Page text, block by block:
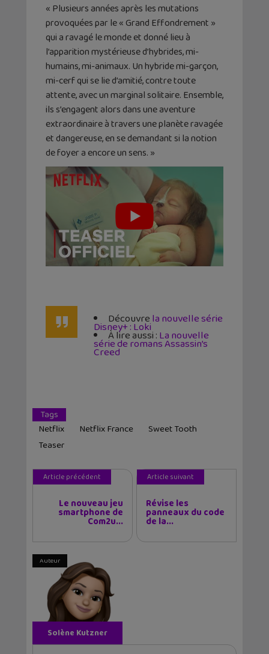
« Plusieurs années après les mutations
provoquées par le « Grand Effondrement »
qui a ravagé le monde et donné lieu à
l’apparition mystérieuse d’hybrides, mi-
humains, mi-animaux. Un hybride mi-garçon,
mi-cerf qui se lie d’amitié, contre toute
attente, avec un marginal solitaire. Ensemble,
ils s’engagent alors dans une aventure
extraordinaire à travers une planète ravagée
et dangereuse, en se demandant si la notion
de foyer a encore un sens. »
Découvrela nouvelle série
Disney+ : Loki
À lire aussi :La nouvelle
série de romans Assassin’s
Creed
Tags
Netflix
Netflix France
Sweet Tooth
Teaser
Article précédent
Le nouveau jeu
smartphone de
Com2u...
Article suivant
Révise les
panneaux du code
de la...
Auteur
Solène Kutzner